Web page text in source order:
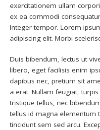
exercitationem ullam
ex ea commodi
Integer tempor. Lorem
adipiscing elit. Morbi
Duis bibendum, lectus ut
libero, eget facilisis enim
dapibus nec, pretium sit
a erat. Nullam feugiat,
tristique tellus, nec
tellus id magna elementum
tincidunt sem sed arcu.